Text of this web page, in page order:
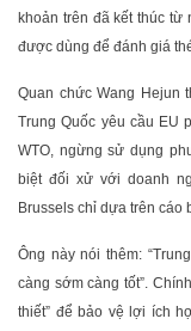
khoản trên đã kết thúc từ
được dùng để đánh giá
Quan chức Wang Hejun
Trung Quốc yêu cầu EU
WTO, ngừng sử dụng
biệt đối xử với doanh
Brussels chỉ dựa trên cáo
Ông này nói thêm:
càng sớm càng tốt”.
thiết” để bảo vệ lợi ích